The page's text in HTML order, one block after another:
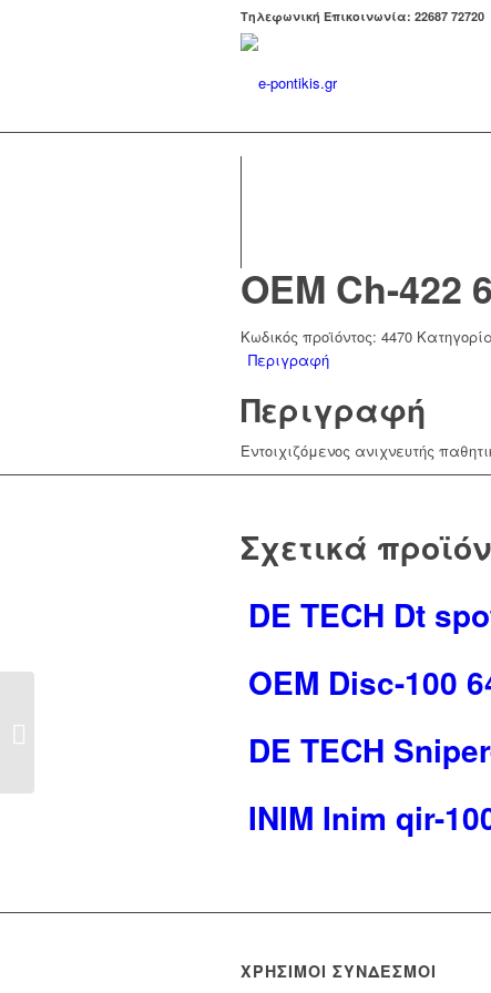
Tηλεφωνική Επικοινωνία: 22687 72720
OEM Ch-422
Κωδικός προϊόντος: 4470
Περιγραφή
Περιγραφή
Εντοιχιζόμενος ανιχνευτής
Σχετικά
DΕ ΤΕCΗ Dt
OEM Disc-100
DΕ ΤΕCΗ
INIM Inim qir-
ΧΡΉΣΙΜΟΙ ΣΎΝΔΕΣΜΟΙ